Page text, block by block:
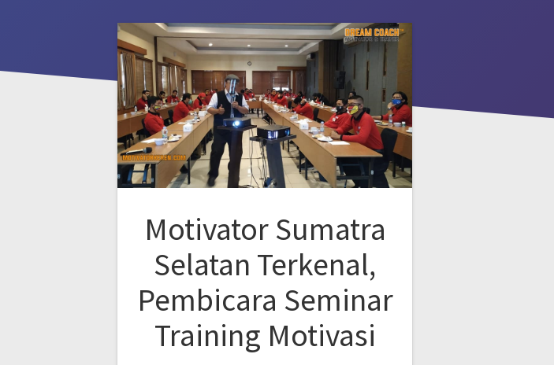
Motivator Sumatra
Selatan Terkenal,
Pembicara Seminar
Training Motivasi